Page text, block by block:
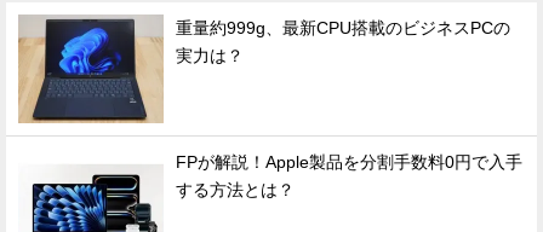
重量約999g、最新CPU搭載のビジネスPCの
実力は？
FPが解説！Apple製品を分割手数料0円で入手
する方法とは？